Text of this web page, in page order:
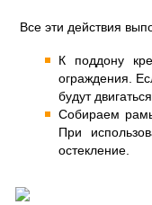
Все эти действия
К поддону
ограждения.
будут
Собираем
При
остекление.